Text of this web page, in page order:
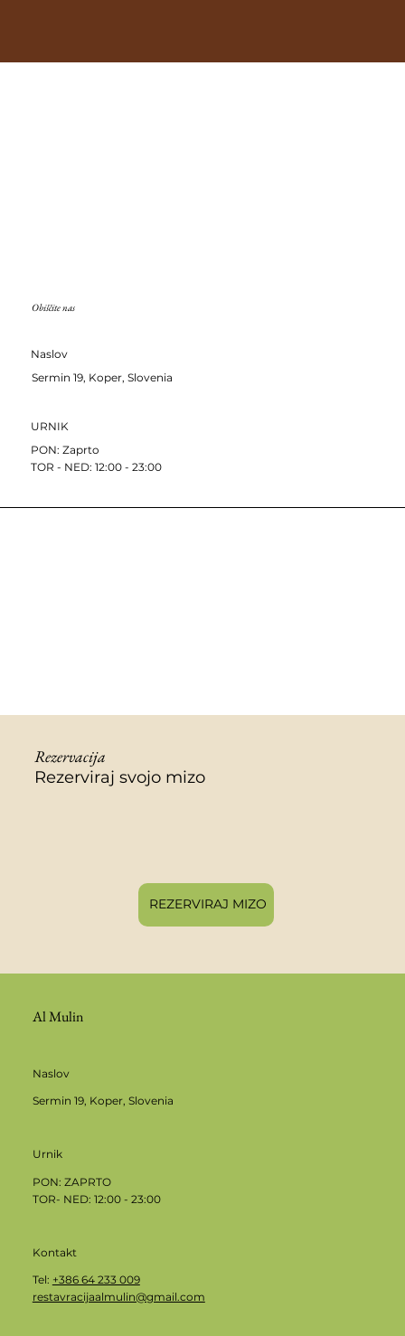
Obiščite nas
Naslov
Sermin 19, Koper, Slovenia
URNIK
PON: Zaprto
​​TOR - NED: 12:00 - 23:00
Rezervacija
Rezerviraj svojo mizo
REZERVIRAJ MIZO
Al Mulin
Naslov
Sermin 19, Koper, Slovenia
Urnik
​​PON: ZAPRTO
TOR- NED: 12:00 - 23:00
Kontakt
Tel: +386 64 233 009
restavracijaalmulin@gmail.com